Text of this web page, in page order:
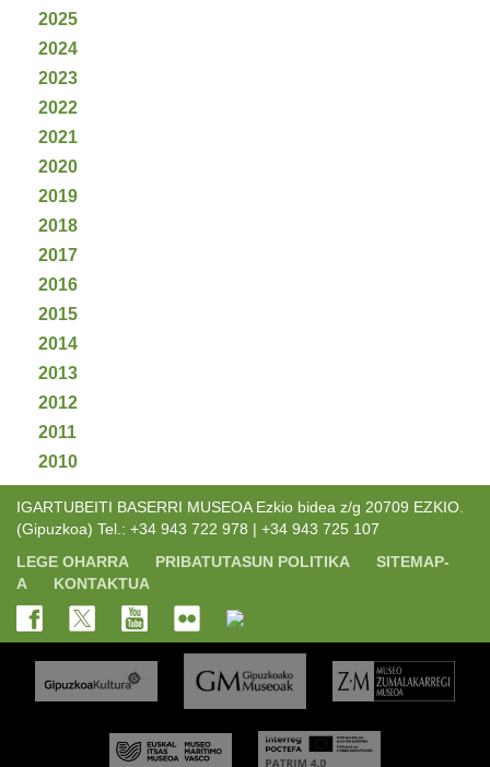
2025
2024
2023
2022
2021
2020
2019
2018
2017
2016
2015
2014
2013
2012
2011
2010
IGARTUBEITI BASERRI MUSEOA Ezkio bidea z/g 20709 EZKIO.
(Gipuzkoa) Tel.: +34 943 722 978 | +34 943 725 107
LEGE OHARRA
PRIBATUTASUN POLITIKA
SITEMAP-
A
KONTAKTUA